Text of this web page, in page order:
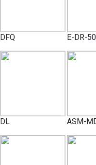
DFQ E-DR-50
DL ASM-